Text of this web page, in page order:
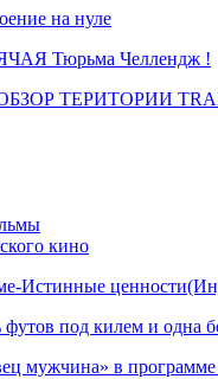
на нуле
Тюрьма Челлендж !
ТЕРИТОРИИ
кино
Истинные
под килем и одна
мужчина» в программе